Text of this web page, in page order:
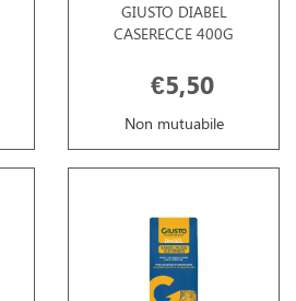
GIUSTO DIABEL
CASERECCE 400G
€5,50
Non mutuabile